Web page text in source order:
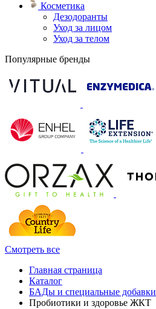
Косметика
Дезодоранты
Уход за лицом
Уход за телом
Популярные бренды
Смотреть все
Главная страница
Каталог
БАДы и специальные добавки
Пробиотики и здоровье ЖКТ